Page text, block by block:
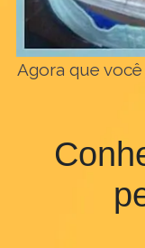
Agora que